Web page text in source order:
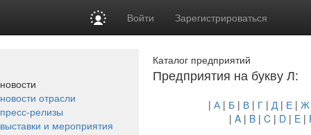
Войти Зарегистрироваться
новости
новости отрасли
пресс-релизы
выставки и мероприятия
Каталог предприятий
Предприятия на букву Л:
| А| Б| В| Г| Д| Е| Ж
| A| B| C| D| E|